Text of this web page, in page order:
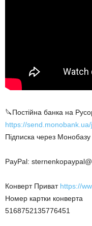
🔪Постійна банка на
https://
Підписка через
PayPal:
Конверт Приват https://
Номер картки конверта
5168752135776451